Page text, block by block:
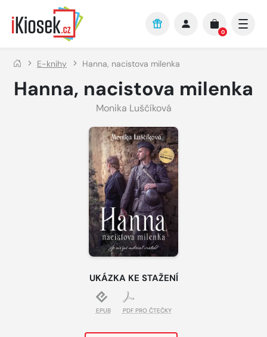
Přejít na hlavní obsah
0
E-knihy Hanna, nacistova milenka
Hanna, nacistova milenka
Monika Luščíková
UKÁZKA KE STAŽENÍ
EPUB PDF PRO ČTEČKY